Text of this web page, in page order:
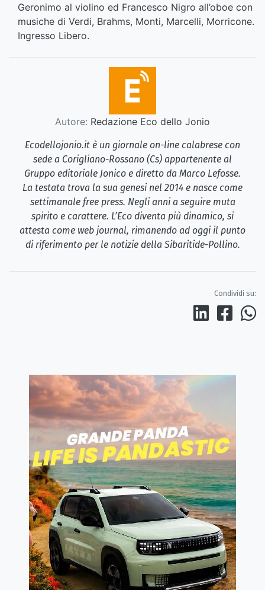
Geronimo al violino ed Francesco Nigro all’oboe con
musiche di Verdi, Brahms, Monti, Marcelli, Morricone.
Ingresso Libero.
Autore: Redazione Eco dello Jonio
Ecodellojonio.it è un giornale on-line calabrese con
sede a Corigliano-Rossano (Cs) appartenente al
Gruppo editoriale Jonico e diretto da Marco Lefosse.
La testata trova la sua genesi nel 2014 e nasce come
settimanale free press. Negli anni a seguire muta
spirito e carattere. L’Eco diventa più dinamico, si
attesta come web journal, rimanendo ad oggi il punto
di riferimento per le notizie della Sibaritide-Pollino.
Condividi su: